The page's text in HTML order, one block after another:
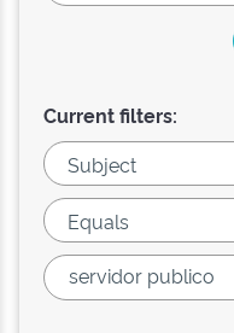
Current filters: